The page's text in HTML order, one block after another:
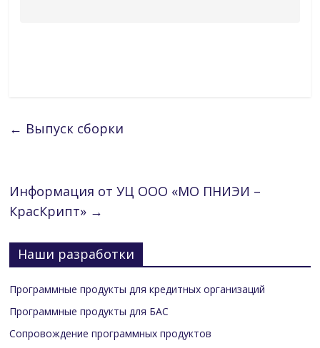
← Выпуск сборки
Информация от УЦ ООО «МО ПНИЭИ –
КрасКрипт» →
Наши разработки
Программные продукты для кредитных организаций
Программные продукты для БАС
Сопровождение программных продуктов